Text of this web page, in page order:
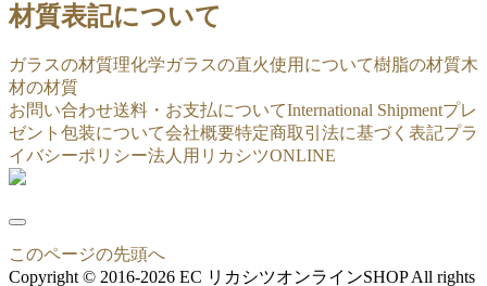
材質表記について
ガラスの材質理化学ガラスの直火使用について樹脂の材質木
材の材質
お問い合わせ送料・お支払についてInternational Shipmentプレ
ゼント包装について会社概要特定商取引法に基づく表記プラ
イバシーポリシー法人用リカシツONLINE
このページの先頭へ
Copyright © 2016-2026 EC リカシツオンラインSHOP All rights